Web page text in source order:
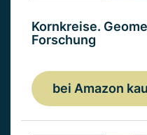
Kornkreise.
Forschung
bei Amazon